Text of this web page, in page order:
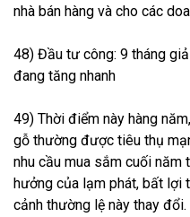
nhà bán hàng và cho các
48) Đầu tư công: 9 tháng
đang tăng nhanh
49) Thời điểm này hàng
gỗ thường được tiêu thụ
nhu cầu mua sắm cuối năm
hưởng của lạm phát, bất lợi
cảnh thường lệ này thay đổi.